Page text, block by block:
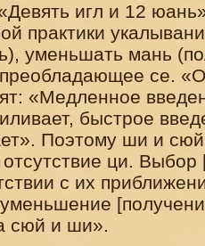
игл и 12
практики
уменьшать мань
се.
«Медленное
быстрое
Поэтому ши и
ци. Выбор
с их
сюй и ши».